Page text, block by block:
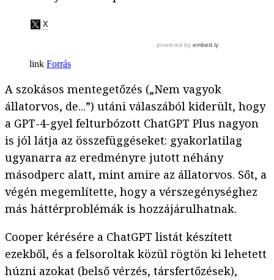
Forrás
A szokásos mentegetőzés („Nem vagyok
állatorvos, de...”) utáni válaszából kiderült, hogy
a GPT-4-gyel felturbózott ChatGPT Plus nagyon
is jól látja az összefüggéseket: gyakorlatilag
ugyanarra az eredményre jutott néhány
másodperc alatt, mint amire az állatorvos. Sőt, a
végén megemlítette, hogy a vérszegénységhez
más háttérproblémák is hozzájárulhatnak.
Cooper kérésére a ChatGPT listát készített
ezekből, és a felsoroltak közül rögtön ki lehetett
húzni azokat (belső vérzés, társfertőzések),